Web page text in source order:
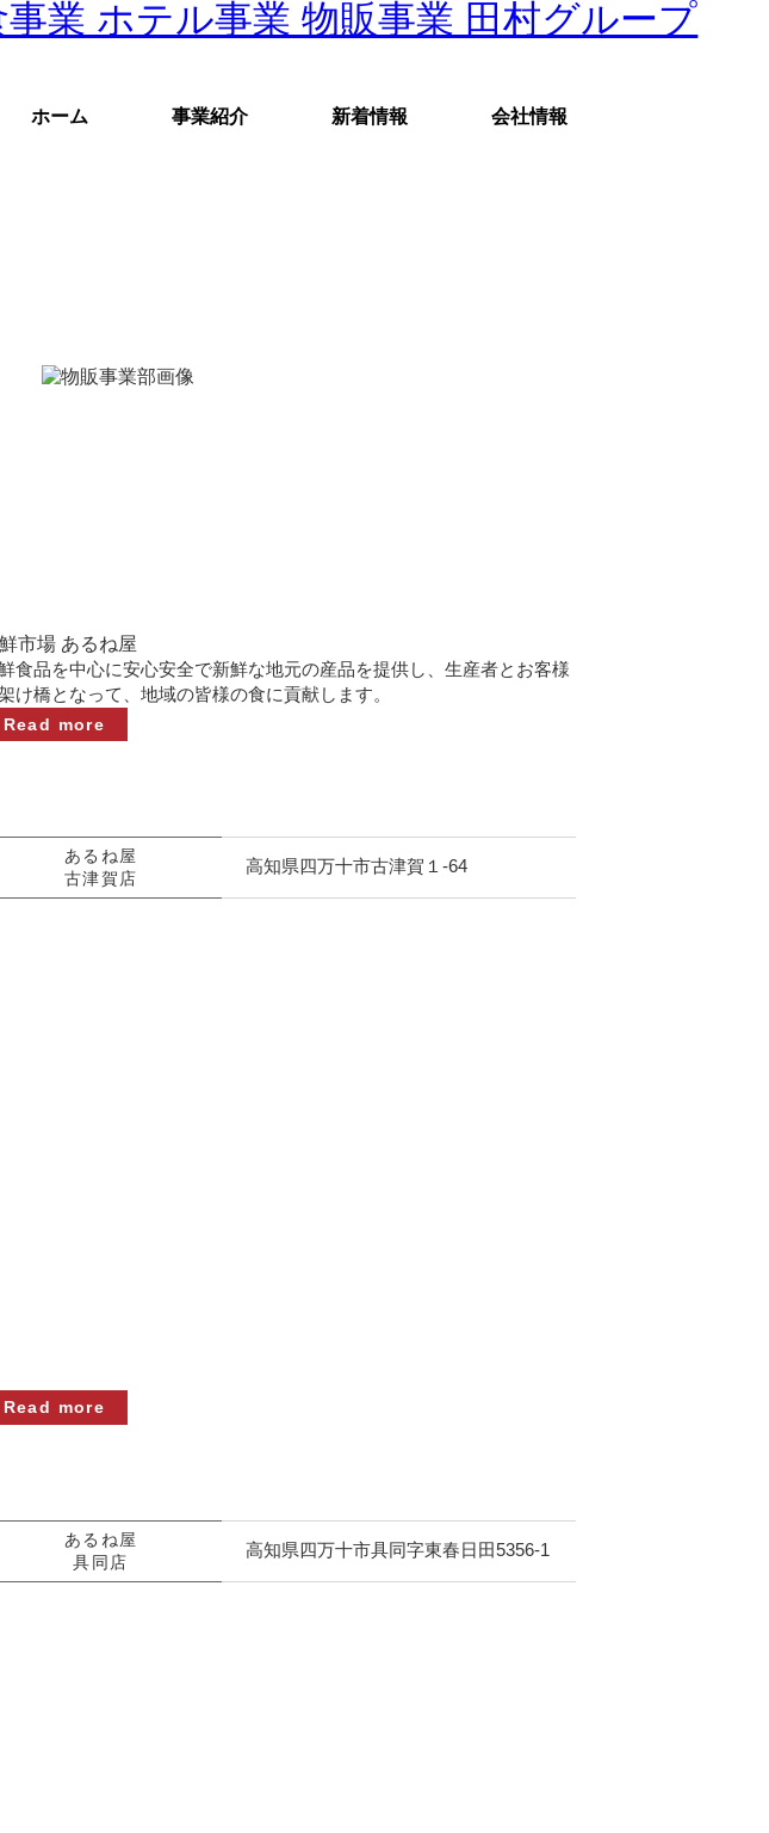
ホーム 事業紹介 新着情報 会社情報
市場 あるね屋
食品を中心に安心安全で新鮮な地元の産品を提供し、生産者とお客様
け橋となって、地域の皆様の食に貢献します。
Read more
あるね屋
古津賀店
高知県四万十市古津賀１-64
Read more
あるね屋
具同店
高知県四万十市具同字東春日田5356-1